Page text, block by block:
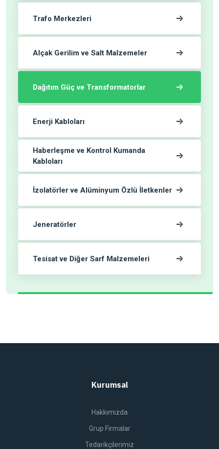
Trafo Merkezleri
Alçak Gerilim ve Salt Malzemeler
Dağıtım Güç ve Transformatorlar
Enerji Kabloları
Haberleşme ve Kontrol Kumanda
Kabloları
İzolatörler ve Alüminyum Özlü İletkenler
Jeneratörler
Tesisat ve Diğer Sarf Malzemeleri
Kurumsal
Hakkımızda
Grup Firmalar
Tedarikçilerimiz